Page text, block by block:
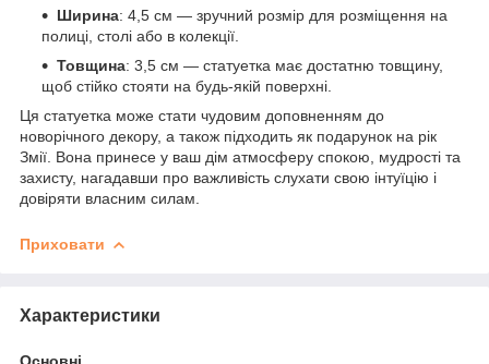
Ширина: 4,5 см — зручний розмір для розміщення на
полиці, столі або в колекції.
Товщина: 3,5 см — статуетка має достатню товщину,
щоб стійко стояти на будь-якій поверхні.
Ця статуетка може стати чудовим доповненням до
новорічного декору, а також підходить як подарунок на рік
Змії. Вона принесе у ваш дім атмосферу спокою, мудрості та
захисту, нагадавши про важливість слухати свою інтуїцію і
довіряти власним силам.
Приховати
Характеристики
Основні